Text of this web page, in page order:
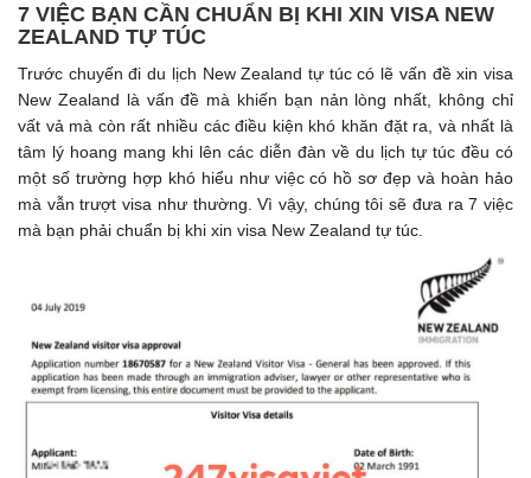
7 VIỆC BẠN CẦN CHUẨN BỊ KHI XIN VISA NEW
ZEALAND TỰ TÚC
Trước chuyến đi du lịch New Zealand tự túc có lẽ vấn đề xin visa
New Zealand là vấn đề mà khiến bạn nản lòng nhất, không chỉ
vất vả mà còn rất nhiều các điều kiện khó khăn đặt ra, và nhất là
tâm lý hoang mang khi lên các diễn đàn về du lịch tự túc đều có
một số trường hợp khó hiểu như việc có hồ sơ đẹp và hoàn hảo
mà vẫn trượt visa như thường. Vì vậy, chúng tôi sẽ đưa ra 7 việc
mà bạn phải chuẩn bị khi xin visa New Zealand tự túc.